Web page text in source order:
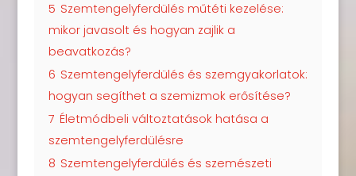
5 Szemtengelyferdülés műtéti kezelése:
mikor javasolt és hogyan zajlik a
beavatkozás?
6 Szemtengelyferdülés és szemgyakorlatok:
hogyan segíthet a szemizmok erősítése?
7 Életmódbeli változtatások hatása a
szemtengelyferdülésre
8 Szemtengelyferdülés és szemészeti